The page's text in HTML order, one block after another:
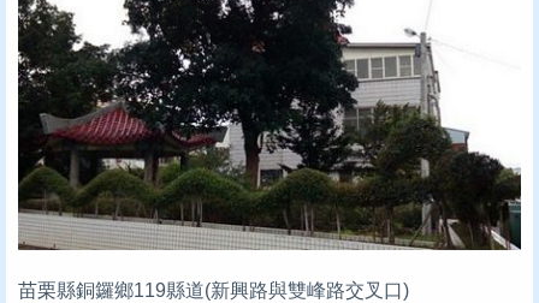
苗栗縣銅鑼鄉119縣道(新興路與雙峰路交叉口)